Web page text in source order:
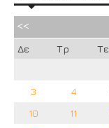
Δε
Τρ Τε
3
4
10
11